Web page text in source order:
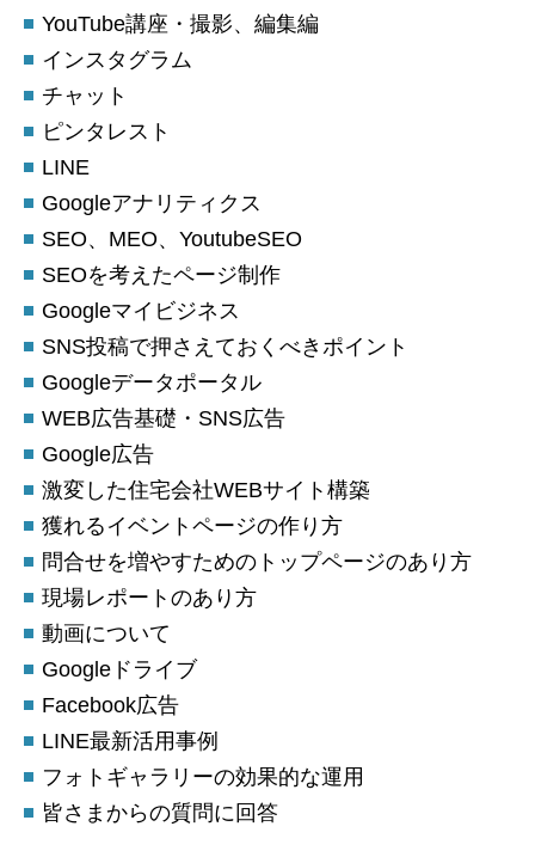
YouTube講座・撮影、編集編
インスタグラム
チャット
ピンタレスト
LINE
Googleアナリティクス
SEO、MEO、YoutubeSEO
SEOを考えたページ制作
Googleマイビジネス
SNS投稿で押さえておくべきポイント
Googleデータポータル
WEB広告基礎・SNS広告
Google広告
激変した住宅会社WEBサイト構築
獲れるイベントページの作り方
問合せを増やすためのトップページのあり方
現場レポートのあり方
動画について
Googleドライブ
Facebook広告
LINE最新活用事例
フォトギャラリーの効果的な運用
皆さまからの質問に回答